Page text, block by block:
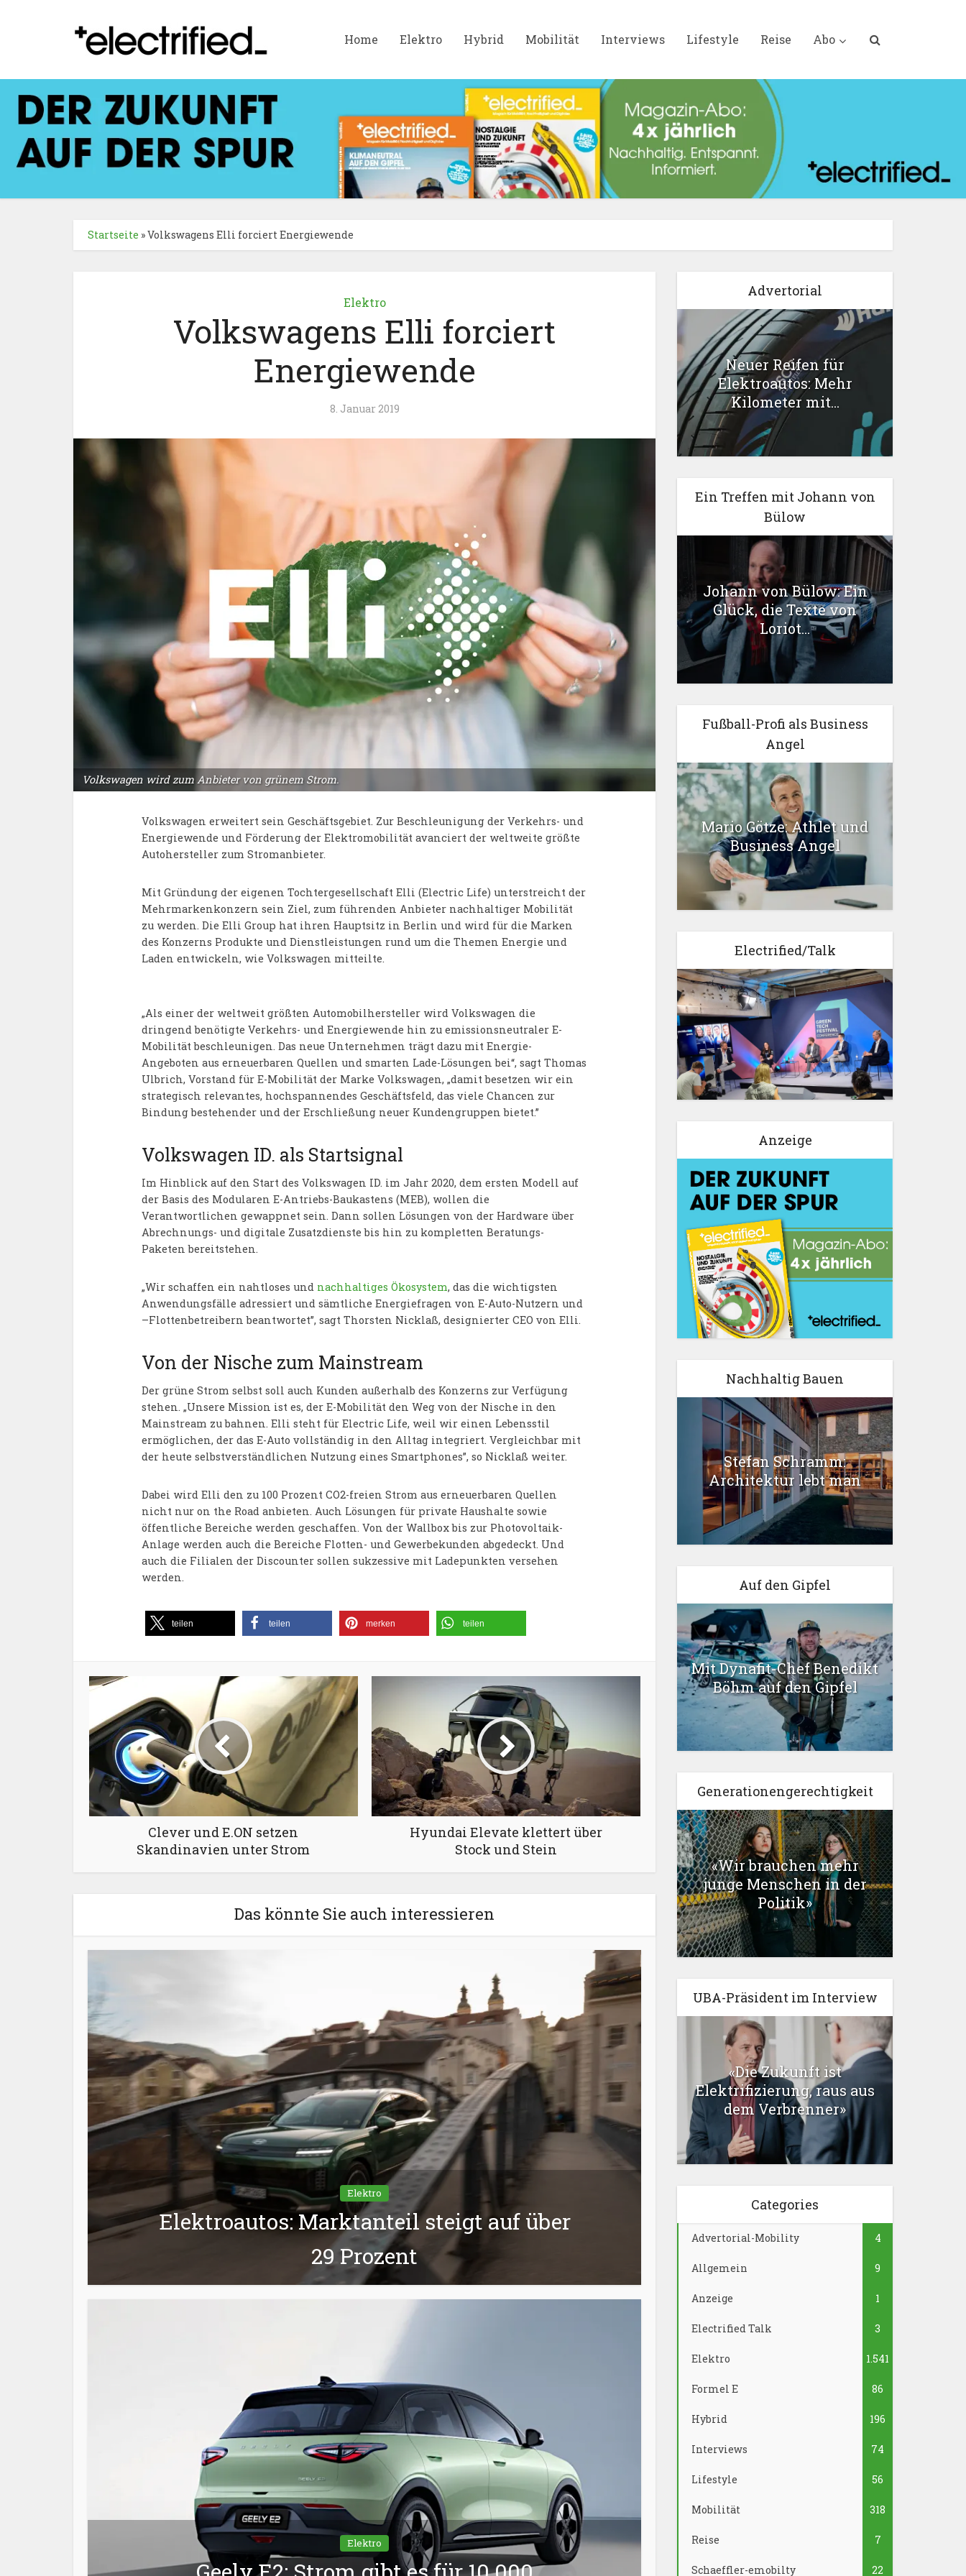
Home Elektro Hybrid Mobilität Interviews Lifestyle Reise Abo
Startseite »Volkswagens Elli forciert Energiewende
Elektro
Volkswagens Elli forciert
Energiewende
8. Januar 2019
Volkswagen wird zum Anbieter von grünem Strom.
Volkswagen erweitert sein Geschäftsgebiet. Zur Beschleunigung der Verkehrs- und
Energiewende und Förderung der Elektromobilität avanciert der weltweite größte
Autohersteller zum Stromanbieter.
Mit Gründung der eigenen Tochtergesellschaft Elli (Electric Life) unterstreicht der
Mehrmarkenkonzern sein Ziel, zum führenden Anbieter nachhaltiger Mobilität
zu werden. Die Elli Group hat ihren Hauptsitz in Berlin und wird für die Marken
des Konzerns Produkte und Dienstleistungen rund um die Themen Energie und
Laden entwickeln, wie Volkswagen mitteilte.
„Als einer der weltweit größten Automobilhersteller wird Volkswagen die
dringend benötigte Verkehrs- und Energiewende hin zu emissionsneutraler E-
Mobilität beschleunigen. Das neue Unternehmen trägt dazu mit Energie-
Angeboten aus erneuerbaren Quellen und smarten Lade-Lösungen bei“, sagt Thomas
Ulbrich, Vorstand für E-Mobilität der Marke Volkswagen, „damit besetzen wir ein
strategisch relevantes, hochspannendes Geschäftsfeld, das viele Chancen zur
Bindung bestehender und der Erschließung neuer Kundengruppen bietet.”
Volkswagen ID. als Startsignal
Im Hinblick auf den Start des Volkswagen ID. im Jahr 2020, dem ersten Modell auf
der Basis des Modularen E-Antriebs-Baukastens (MEB), wollen die
Verantwortlichen gewappnet sein. Dann sollen Lösungen von der Hardware über
Abrechnungs- und digitale Zusatzdienste bis hin zu kompletten Beratungs-
Paketen bereitstehen.
„Wir schaffen ein nahtloses und nachhaltiges Ökosystem, das die wichtigsten
Anwendungsfälle adressiert und sämtliche Energiefragen von E-Auto-Nutzern und
–Flottenbetreibern beantwortet”, sagt Thorsten Nicklaß, designierter CEO von Elli.
Von der Nische zum Mainstream
Der grüne Strom selbst soll auch Kunden außerhalb des Konzerns zur Verfügung
stehen. „Unsere Mission ist es, der E-Mobilität den Weg von der Nische in den
Mainstream zu bahnen. Elli steht für Electric Life, weil wir einen Lebensstil
ermöglichen, der das E-Auto vollständig in den Alltag integriert. Vergleichbar mit
der heute selbstverständlichen Nutzung eines Smartphones”, so Nicklaß weiter.
Dabei wird Elli den zu 100 Prozent CO2-freien Strom aus erneuerbaren Quellen
nicht nur on the Road anbieten. Auch Lösungen für private Haushalte sowie
öffentliche Bereiche werden geschaffen. Von der Wallbox bis zur Photovoltaik-
Anlage werden auch die Bereiche Flotten- und Gewerbekunden abgedeckt. Und
auch die Filialen der Discounter sollen sukzessive mit Ladepunkten versehen
werden.
teilen teilen merken teilen
Clever und E.ON setzen
Skandinavien unter Strom
Hyundai Elevate klettert über
Stock und Stein
Das könnte Sie auch interessieren
Elektro
Elektroautos: Marktanteil steigt auf über
29 Prozent
Elektro
Advertorial
Neuer Reifen für
Elektroautos: Mehr
Kilometer mit...
Ein Treffen mit Johann von
Bülow
Johann von Bülow: Ein
Glück, die Texte von
Loriot...
Fußball-Profi als Business
Angel
Mario Götze: Athlet und
Business Angel
Electrified/Talk
Anzeige
Nachhaltig Bauen
Stefan Schramm:
Architektur lebt man
Auf den Gipfel
Mit Dynafit-Chef Benedikt
Böhm auf den Gipfel
Generationengerechtigkeit
«Wir brauchen mehr
junge Menschen in der
Politik»
UBA-Präsident im Interview
«Die Zukunft ist
Elektrifizierung, raus aus
dem Verbrenner»
Categories
Advertorial-Mobility 4
Allgemein 9
Anzeige 1
Electrified Talk 3
Elektro 1.541
Formel E 86
Hybrid 196
Interviews 74
Lifestyle 56
Mobilität 318
Reise 7
Schaeffler-emobilty 22